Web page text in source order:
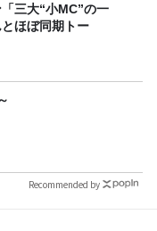
ほぼ同期トー
Recommended by